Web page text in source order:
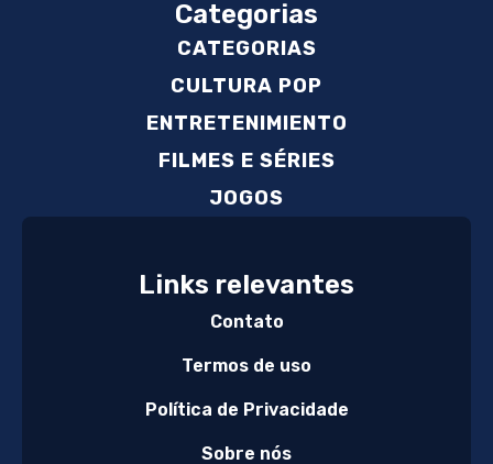
Categorias
CATEGORIAS
CULTURA POP
ENTRETENIMIENTO
FILMES E SÉRIES
JOGOS
Links relevantes
Contato
Termos de uso
Política de Privacidade
Sobre nós